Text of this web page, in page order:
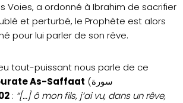
Voies, a ordonné à Ibrahim de sacrifier
et perturbé, le Prophète est alors
pour lui parler de son rêve.
tout-puissant nous parle de ce
As-Saffaat (سورة
: “[…] ô mon fils, j’ai vu, dans un rêve,